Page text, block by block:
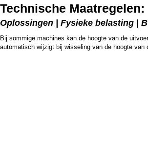
Technische
Oplossingen | Fysieke belasting |
Bij sommige machines kan de hoogte van de
automatisch wijzigt bij wisseling van de hoogte